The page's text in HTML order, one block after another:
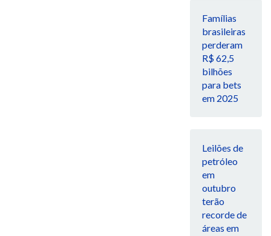
Famílias
brasileiras
perderam
R$ 62,5
bilhões
para bets
em 2025
Leilões de
petróleo
em
outubro
terão
recorde de
áreas em